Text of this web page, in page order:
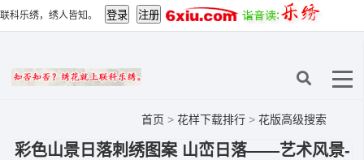
联科乐绣，绣人皆知。
首页 > 花样下载排行 > 花版高级搜索
彩色山景日落刺绣图案 山峦日落——艺术风景-